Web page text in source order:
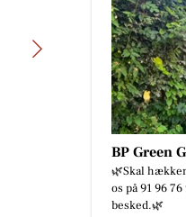
BP Green
🌿Skal
os på 91 96
besked.🌿